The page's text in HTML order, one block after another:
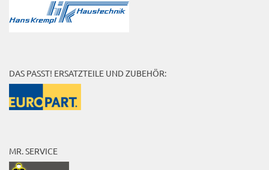
DAS PASST! ERSATZTEILE UND ZUBEHÖR:
MR. SERVICE